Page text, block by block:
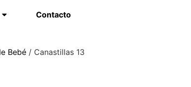
Contacto
Bebé/ Canastillas 13